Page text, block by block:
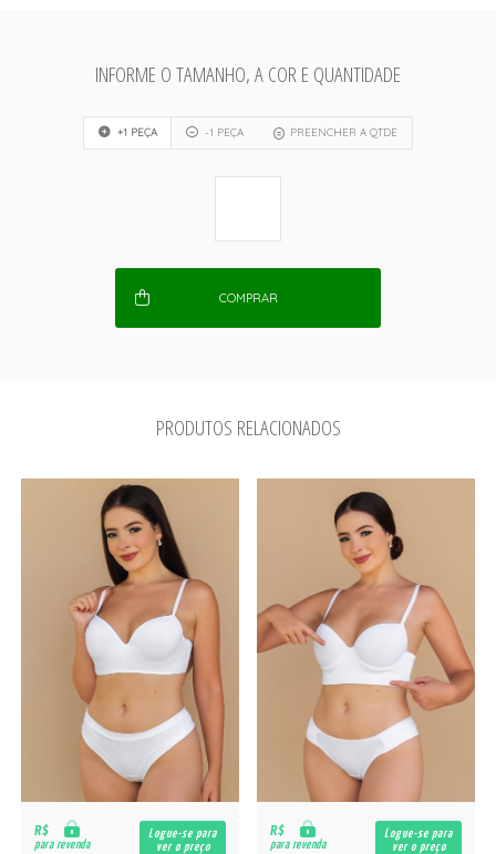
INFORME O TAMANHO, A COR E QUANTIDADE
+1 PEÇA -1 PEÇA PREENCHER A QTDE
COMPRAR
PRODUTOS RELACIONADOS
R$
para revenda
Logue-se para
ver o preço
R$
para revenda
Logue-se para
ver o preço